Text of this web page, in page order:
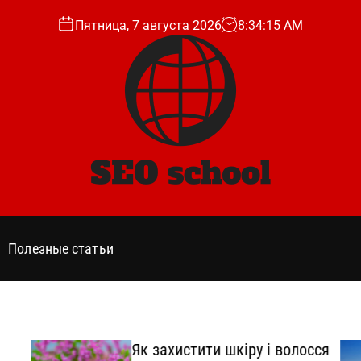
Пятница, 7 августа 2026 8:34:16 AM
o
c
o
Полезные статьи
Як захистити шкіру і волосся